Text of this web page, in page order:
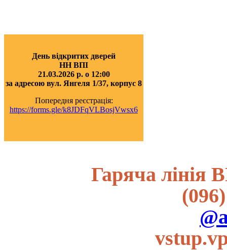
День відкритих дверей
НН ВПІ
21.03.2026 р. о 12:00
за адресою вул. Янгеля 1/37, корпус 8
Попередня реєстрація:
https://forms.gle/k8JDFqVLBosjVwsx6
Гаряча лінія